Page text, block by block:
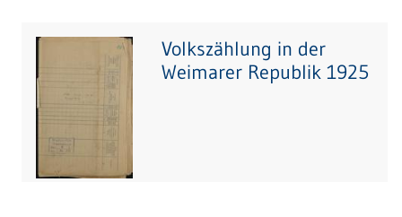
Volkszählung in der
Weimarer Republik 1925